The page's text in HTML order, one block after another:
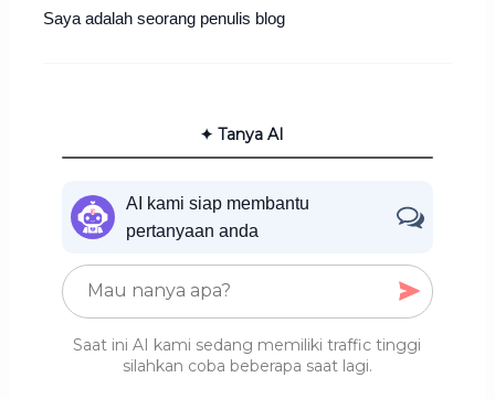
Saya adalah seorang penulis blog
✦ Tanya AI
AI kami siap membantu
pertanyaan anda
Saat ini AI kami sedang memiliki traffic tinggi
silahkan coba beberapa saat lagi.